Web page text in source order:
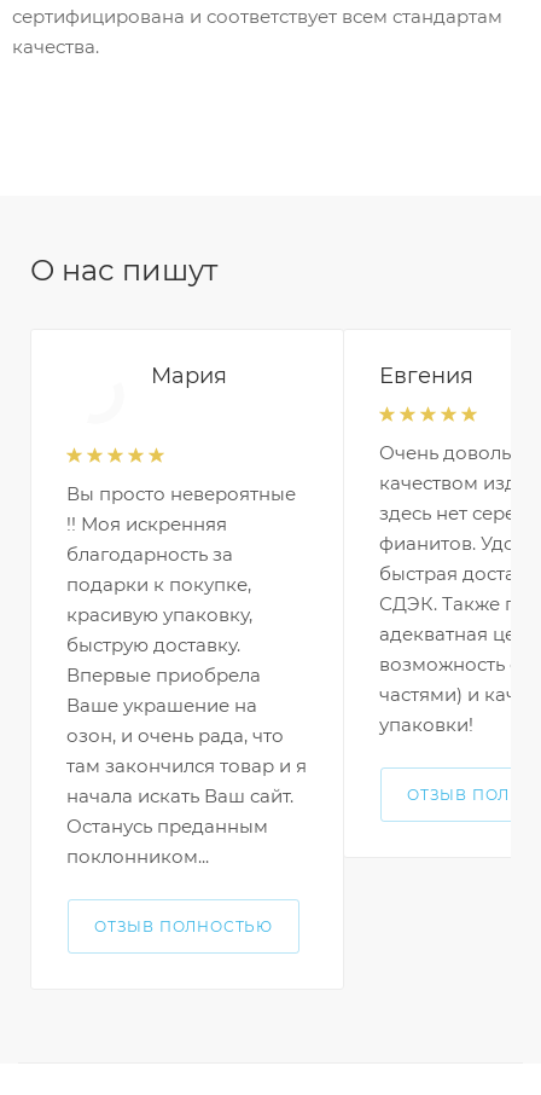
сертифицирована и соответствует всем стандартам
качества.
О нас пишут
Мария
Вы просто невероятные
!! Моя искренняя
благодарность за
подарки к покупке,
красивую упаковку,
быструю доставку.
Впервые приобрела
Ваше украшение на
озон, и очень рада, что
там закончился товар и я
начала искать Ваш сайт.
Останусь преданным
поклонником...
ОТЗЫВ ПОЛНОСТЬЮ
Евгения
Очень довольна
качеством
здесь нет
фианитов.
быстрая
СДЭК. Также
адекватная цена
возможность
частями) и
упаковки!
ОТЗЫВ